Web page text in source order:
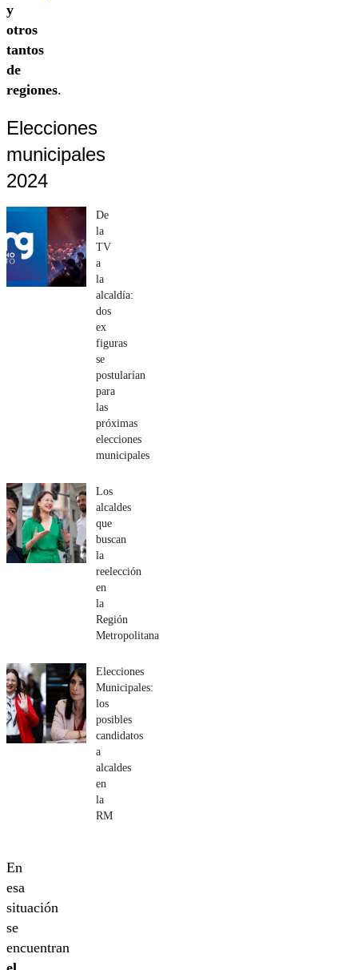
y
otros
tantos
de
regiones.
Elecciones
municipales
2024
De
la
TV
a
la
alcaldía:
dos
ex
figuras
se
postularían
para
las
próximas
elecciones
municipales
Los
alcaldes
que
buscan
la
reelección
en
la
Región
Metropolitana
Elecciones
Municipales:
los
posibles
candidatos
a
alcaldes
en
la
RM
En
esa
situación
se
encuentran